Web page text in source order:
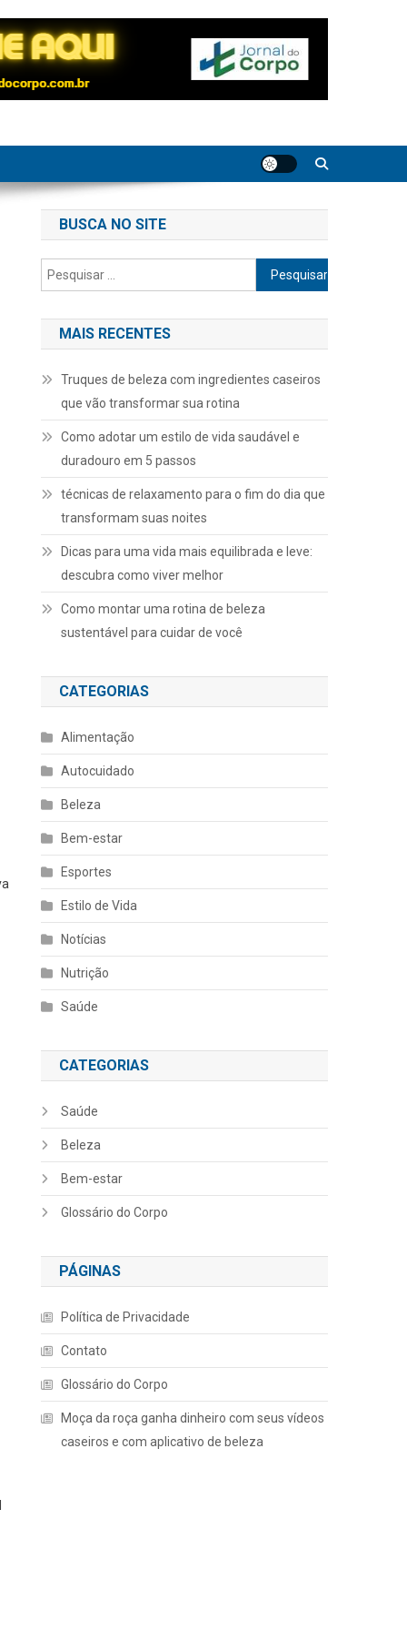
BUSCA NO SITE
Pesquisar
por:
MAIS RECENTES
Truques de beleza com ingredientes caseiros
que vão transformar sua rotina
Como adotar um estilo de vida saudável e
duradouro em 5 passos
técnicas de relaxamento para o fim do dia que
transformam suas noites
Dicas para uma vida mais equilibrada e leve:
descubra como viver melhor
Como montar uma rotina de beleza
sustentável para cuidar de você
CATEGORIAS
Alimentação
Autocuidado
Beleza
Bem-estar
Esportes
Estilo de Vida
Notícias
Nutrição
Saúde
CATEGORIAS
Saúde
Beleza
Bem-estar
Glossário do Corpo
PÁGINAS
Política de Privacidade
Contato
Glossário do Corpo
Moça da roça ganha dinheiro com seus vídeos
caseiros e com aplicativo de beleza